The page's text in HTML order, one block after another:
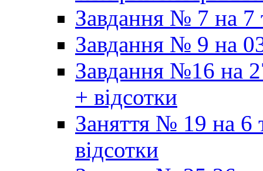
Завдання № 7 на 7
Завдання № 9 на
Завдання №16 на
+ відсотки
Заняття № 19 на 6
відсотки